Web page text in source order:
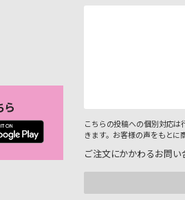
ら
こちらの投稿への個別対応
きます。お客様の声をもとに
ご注文にかかわるお問い